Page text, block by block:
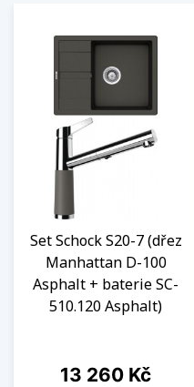
Set Schock S20-7 (dřez
Manhattan D-100
Asphalt + baterie SC-
510.120 Asphalt)
Cena
13 260 Kč